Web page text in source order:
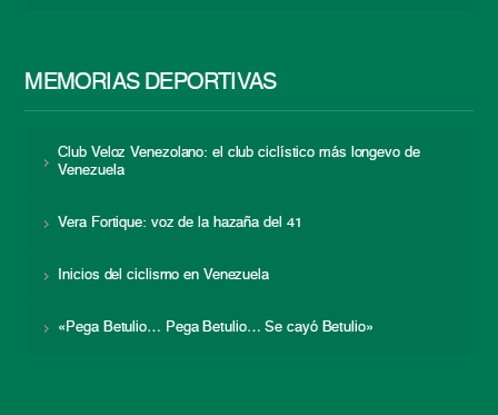
MEMORIAS DEPORTIVAS
Club Veloz Venezolano: el club ciclístico más longevo de
Venezuela
Vera Fortique: voz de la hazaña del 41
Inicios del ciclismo en Venezuela
«Pega Betulio… Pega Betulio… Se cayó Betulio»